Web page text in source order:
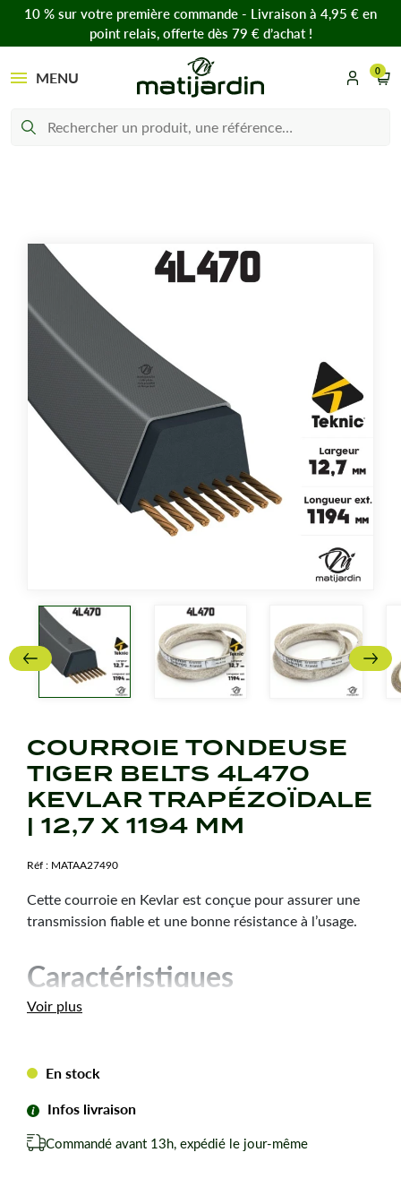
10 % sur votre première commande - Livraison à 4,95 € en
point relais, offerte dès 79 € d’achat !
MENU 0
COURROIE TONDEUSE
TIGER BELTS 4L470
KEVLAR TRAPÉZOÏDALE
| 12,7 X 1194 MM
Réf : MATAA27490
Cette courroie en Kevlar est conçue pour assurer une
transmission fiable et une bonne résistance à l’usage.
Caractéristiques
techniques
Hauteur courroie :
Forme de courroie :
Marque :Teknic
Voir plus
En stock
Infos livraison
Commandé avant 13h, expédié le jour-même